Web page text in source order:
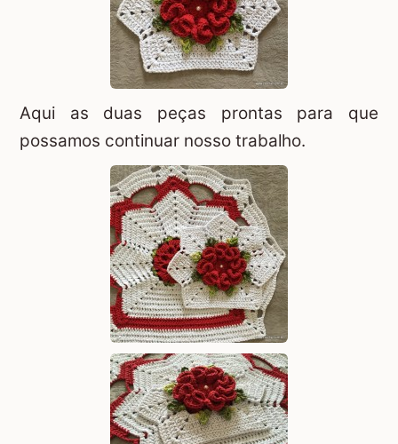
Aqui as duas peças prontas para que
possamos continuar nosso trabalho.